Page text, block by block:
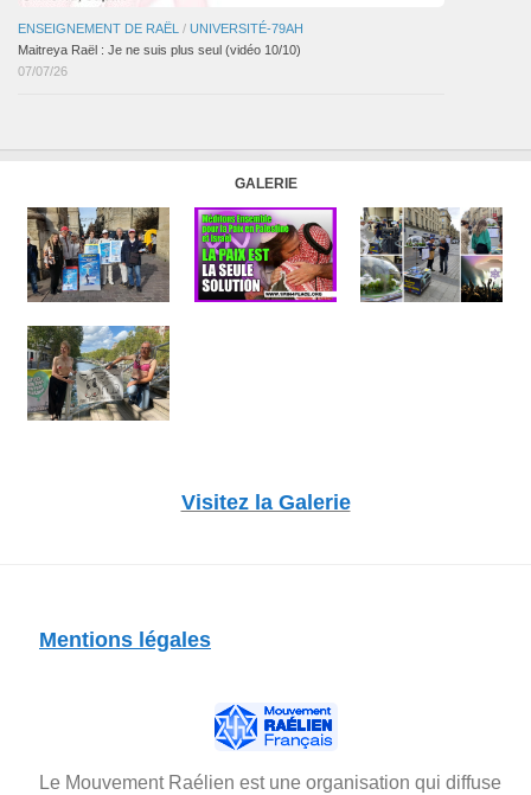
ENSEIGNEMENT DE RAËL / UNIVERSITÉ-79AH
Maitreya Raël : Je ne suis plus seul (vidéo 10/10)
07/07/26
GALERIE
Visitez la Galerie
Mentions légales
Le Mouvement Raélien est une organisation qui diffuse